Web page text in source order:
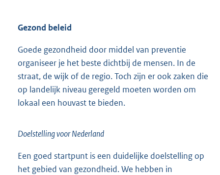
Gezond beleid
Goede gezondheid door middel van preventie
organiseer je het beste dichtbij de mensen. In de
straat, de wijk of de regio. Toch zijn er ook zaken die
op landelijk niveau geregeld moeten worden om
lokaal een houvast te bieden.
Doelstelling voor Nederland
Een goed startpunt is een duidelijke doelstelling op
het gebied van gezondheid. We hebben in